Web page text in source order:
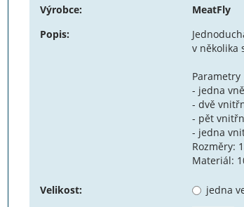
Výrobce:
MeatFly
Popis:
v několika
Parametry
- jedna
- dvě
- pět
- jedna
Rozměry:
Materiál:
Velikost: jedna